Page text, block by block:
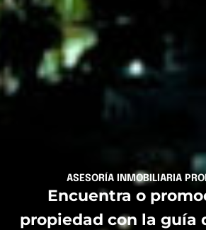
ASESORÍA INMOBILIARIA
Encuentra o
propiedad con la guía